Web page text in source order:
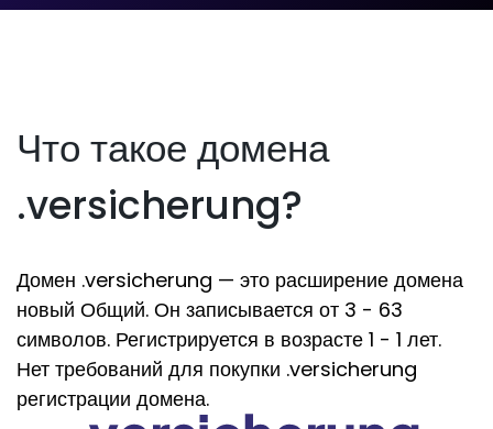
Что такое домена
.versicherung?
Домен .versicherung — это расширение домена
новый Общий. Он записывается от 3 - 63
символов. Регистрируется в возрасте 1 - 1 лет.
Нет требований для покупки .versicherung
регистрации домена.